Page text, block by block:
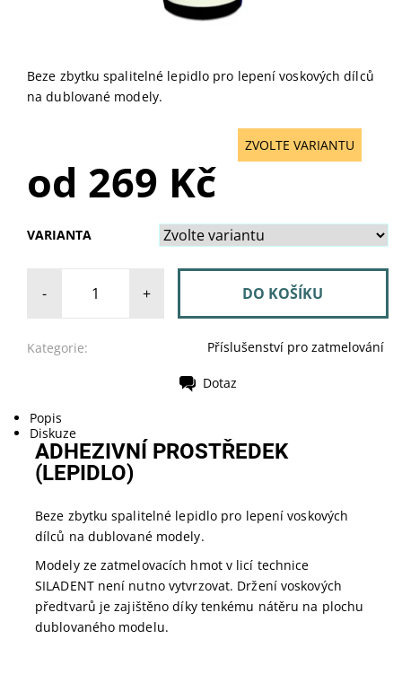
Beze zbytku spalitelné lepidlo pro lepení voskových dílců
na dublované modely.
ZVOLTE VARIANTU
od 269 Kč
VARIANTA
- +
Kategorie: Příslušenství pro zatmelování
Dotaz
Popis
Diskuze
ADHEZIVNÍ PROSTŘEDEK
(LEPIDLO)
Beze zbytku spalitelné lepidlo pro lepení voskových
dílců na dublované modely.
Modely ze zatmelovacích hmot v licí technice
SILADENT není nutno vytvrzovat. Držení voskových
předtvarů je zajištěno díky tenkému nátěru na plochu
dublovaného modelu.